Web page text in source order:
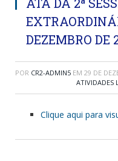
DEZEMBRO DE
POR CR2-ADMIN5 EM 29 DE
ATIVIDADES
Clique aqui para